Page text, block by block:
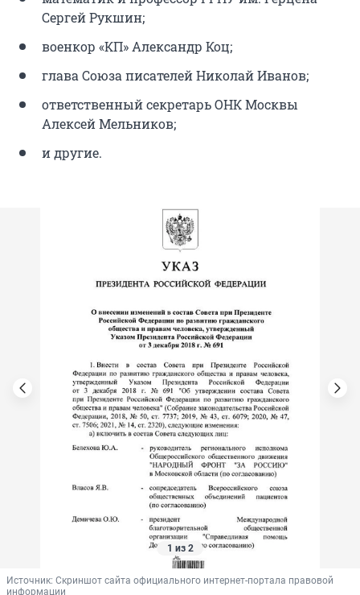
Сергей Рукшин;
военкор «КП» Александр Коц;
глава Союза писателей Николай Иванов;
ответственный секретарь ОНК Москвы
Алексей Мельников;
и другие.
1 из 2
Источник: Скриншот сайта официального интернет-портала правовой
информации